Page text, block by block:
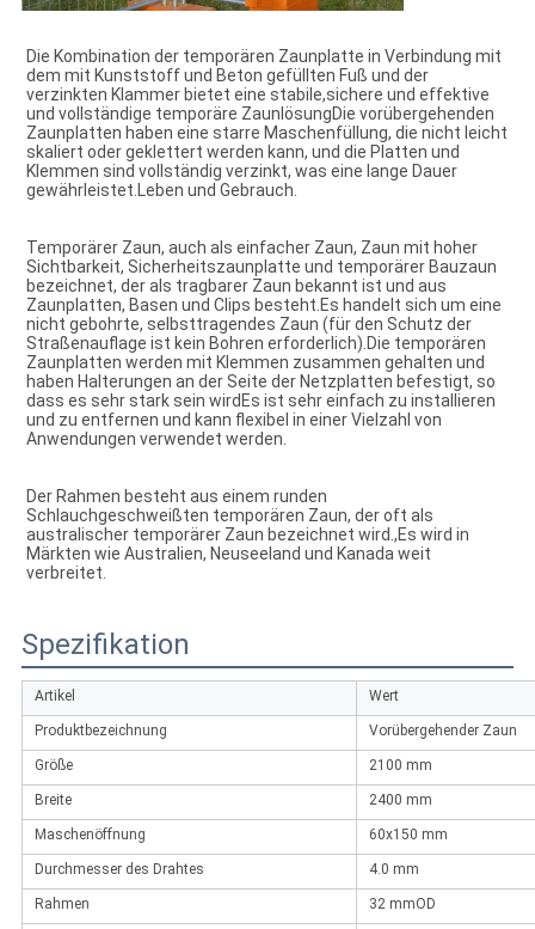
Die Kombination der temporären Zaunplatte in Verbindung mit
dem mit Kunststoff und Beton gefüllten Fuß und der
verzinkten Klammer bietet eine stabile,sichere und effektive
und vollständige temporäre ZaunlösungDie vorübergehenden
Zaunplatten haben eine starre Maschenfüllung, die nicht leicht
skaliert oder geklettert werden kann, und die Platten und
Klemmen sind vollständig verzinkt, was eine lange Dauer
gewährleistet. Leben und Gebrauch.
Temporärer Zaun, auch als einfacher Zaun, Zaun mit hoher
Sichtbarkeit, Sicherheitszaunplatte und temporärer Bauzaun
bezeichnet, der als tragbarer Zaun bekannt ist und aus
Zaunplatten, Basen und Clips besteht.Es handelt sich um eine
nicht gebohrte, selbsttragendes Zaun (für den Schutz der
Straßenauflage ist kein Bohren erforderlich).Die temporären
Zaunplatten werden mit Klemmen zusammen gehalten und
haben Halterungen an der Seite der Netzplatten befestigt, so
dass es sehr stark sein wirdEs ist sehr einfach zu installieren
und zu entfernen und kann flexibel in einer Vielzahl von
Anwendungen verwendet werden.
Der Rahmen besteht aus einem runden
Schlauchgeschweißten temporären Zaun, der oft als
australischer temporärer Zaun bezeichnet wird.,Es wird in
Märkten wie Australien, Neuseeland und Kanada weit
verbreitet.
Spezifikation
Artikel Wert
Produktbezeichnung Vorübergehender Zaun
Größe 2100 mm
Breite 2400 mm
Maschenöffnung 60x150 mm
Durchmesser des Drahtes 4.0 mm
Rahmen 32 mmOD